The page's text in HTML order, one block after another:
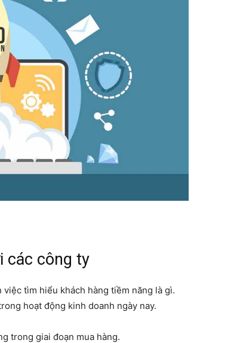
các công ty
tìm hiểu khách hàng tiềm năng là gì.
hoạt động kinh doanh ngày nay.
trong giai đoạn mua hàng.